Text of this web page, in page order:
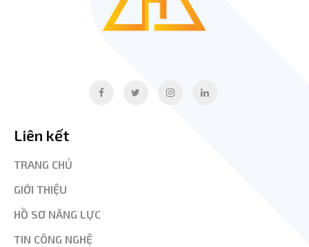
Liên kết
TRANG CHỦ
GIỚI THIỆU
HỒ SƠ NĂNG LỰC
TIN CÔNG NGHỆ